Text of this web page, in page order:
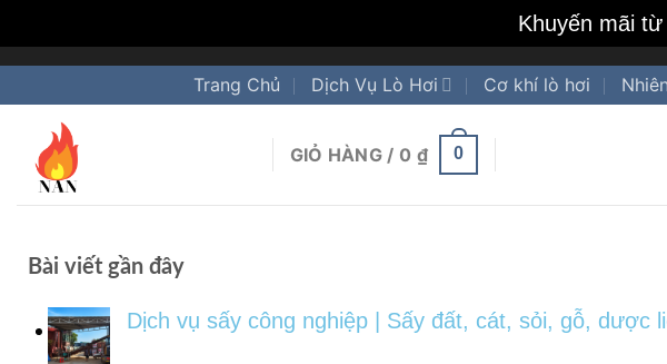
Khuyến mãi
Trang Chủ Dịch Vụ Lò Hơi Cơ khí lò hơi
GIỎ HÀNG / 0 ₫ 0
Bài viết gần đây
Dịch vụ sấy công nghiệp | Sấy đất, cát, sỏi, gỗ, dược